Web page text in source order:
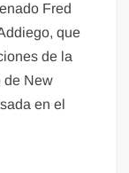
Fred
que
de la
de New
en el